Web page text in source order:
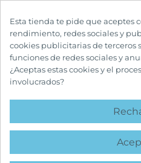
INICIO CUIDADOS BUCALES
CUIDADOS
Esta tienda te pide que aceptes
rendimiento, redes sociales y
cookies publicitarias de terceros
funciones de redes sociales y
¿Aceptas estas cookies y el
involucrados?